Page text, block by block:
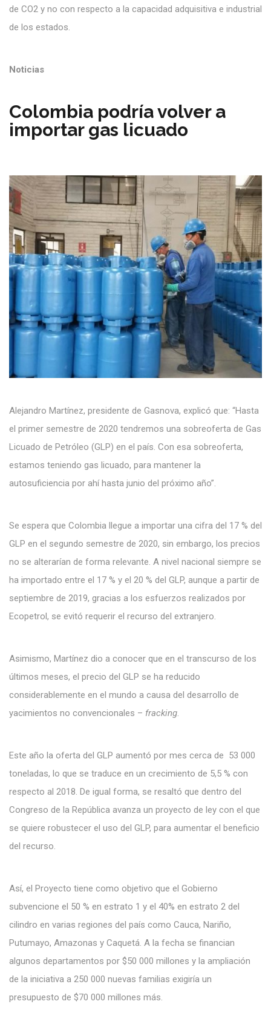
de CO2 y no con respecto a la capacidad adquisitiva e industrial
de los estados.
Noticias
Colombia podría volver a
importar gas licuado
Alejandro Martínez, presidente de Gasnova, explicó que: “Hasta
el primer semestre de 2020 tendremos una sobreoferta de Gas
Licuado de Petróleo (GLP) en el país. Con esa sobreoferta,
estamos teniendo gas licuado, para mantener la
autosuficiencia por ahí hasta junio del próximo año”.
Se espera que Colombia llegue a importar una cifra del 17 % del
GLP en el segundo semestre de 2020, sin embargo, los precios
no se alterarían de forma relevante. A nivel nacional siempre se
ha importado entre el 17 % y el 20 % del GLP, aunque a partir de
septiembre de 2019, gracias a los esfuerzos realizados por
Ecopetrol, se evitó requerir el recurso del extranjero.
Asimismo, Martínez dio a conocer que en el transcurso de los
últimos meses, el precio del GLP se ha reducido
considerablemente en el mundo a causa del desarrollo de
yacimientos no convencionales – fracking.
Este año la oferta del GLP aumentó por mes cerca de 53 000
toneladas, lo que se traduce en un crecimiento de 5,5 % con
respecto al 2018. De igual forma, se resaltó que dentro del
Congreso de la República avanza un proyecto de ley con el que
se quiere robustecer el uso del GLP, para aumentar el beneficio
del recurso.
Así, el Proyecto tiene como objetivo que el Gobierno
subvencione el 50 % en estrato 1 y el 40% en estrato 2 del
cilindro en varias regiones del país como Cauca, Nariño,
Putumayo, Amazonas y Caquetá. A la fecha se financian
algunos departamentos por $50 000 millones y la ampliación
de la iniciativa a 250 000 nuevas familias exigiría un
presupuesto de $70 000 millones más.